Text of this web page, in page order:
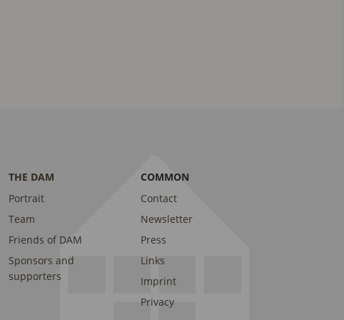
THE DAM
Portrait
Team
Friends of DAM
Sponsors and
supporters
COMMON
Contact
Newsletter
Press
Links
Imprint
Privacy